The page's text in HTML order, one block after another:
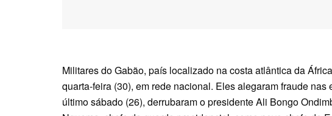
Militares do Gabão, país localizado na costa atlântica da
quarta-feira (30), em rede nacional. Eles alegaram fraude
último sábado (26), derrubaram o presidente Ali Bongo